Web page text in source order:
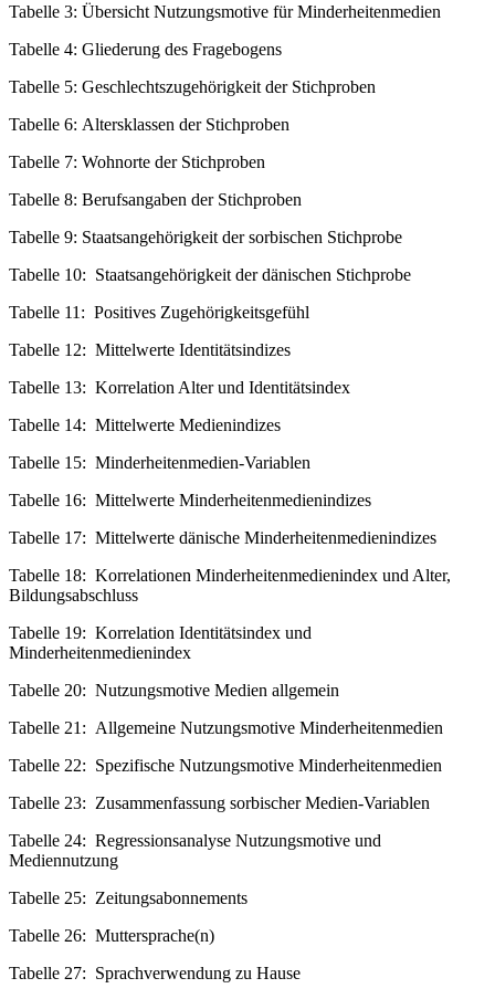
Tabelle 3: Übersicht Nutzungsmotive für Minderheitenmedien
Tabelle 4: Gliederung des Fragebogens
Tabelle 5: Geschlechtszugehörigkeit der Stichproben
Tabelle 6: Altersklassen der Stichproben
Tabelle 7: Wohnorte der Stichproben
Tabelle 8: Berufsangaben der Stichproben
Tabelle 9: Staatsangehörigkeit der sorbischen Stichprobe
Tabelle 10: Staatsangehörigkeit der dänischen Stichprobe
Tabelle 11: Positives Zugehörigkeitsgefühl
Tabelle 12: Mittelwerte Identitätsindizes
Tabelle 13: Korrelation Alter und Identitätsindex
Tabelle 14: Mittelwerte Medienindizes
Tabelle 15: Minderheitenmedien-Variablen
Tabelle 16: Mittelwerte Minderheitenmedienindizes
Tabelle 17: Mittelwerte dänische Minderheitenmedienindizes
Tabelle 18: Korrelationen Minderheitenmedienindex und Alter,
Bildungsabschluss
Tabelle 19: Korrelation Identitätsindex und
Minderheitenmedienindex
Tabelle 20: Nutzungsmotive Medien allgemein
Tabelle 21: Allgemeine Nutzungsmotive Minderheitenmedien
Tabelle 22: Spezifische Nutzungsmotive Minderheitenmedien
Tabelle 23: Zusammenfassung sorbischer Medien-Variablen
Tabelle 24: Regressionsanalyse Nutzungsmotive und
Mediennutzung
Tabelle 25: Zeitungsabonnements
Tabelle 26: Muttersprache(n)
Tabelle 27: Sprachverwendung zu Hause